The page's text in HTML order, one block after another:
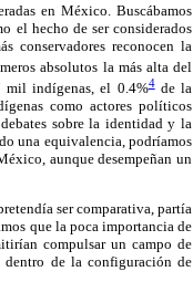
en México. Buscábamos
el hecho de ser considerados
conservadores reconocen la
absolutos la más alta del
mil indígenas, el 0.4%4de la
como actores políticos
sobre la identidad y la
una equivalencia, podríamos
aunque desempeñan un
ser comparativa, partía
que la poca importancia de
compulsar un campo de
de la configuración de